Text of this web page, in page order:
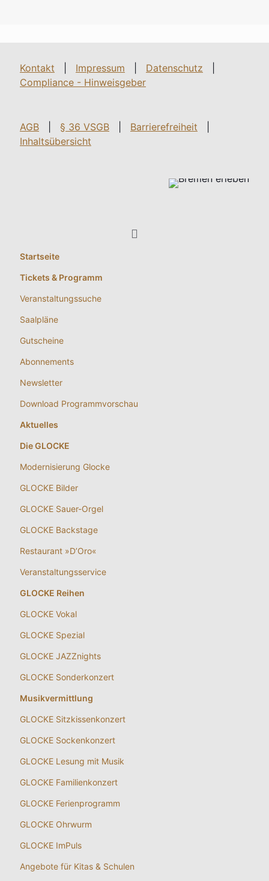
Kontakt Impressum Datenschutz
Compliance - Hinweisgeber
AGB § 36 VSGB Barrierefreiheit
Inhaltsübersicht
Startseite
Tickets & Programm
Veranstaltungssuche
Saalpläne
Gutscheine
Abonnements
Newsletter
Download Programmvorschau
Aktuelles
Die GLOCKE
Modernisierung Glocke
GLOCKE Bilder
GLOCKE Sauer-Orgel
GLOCKE Backstage
Restaurant »D’Oro«
Veranstaltungsservice
GLOCKE Reihen
GLOCKE Vokal
GLOCKE Spezial
GLOCKE JAZZnights
GLOCKE Sonderkonzert
Musikvermittlung
GLOCKE Sitzkissenkonzert
GLOCKE Sockenkonzert
GLOCKE Lesung mit Musik
GLOCKE Familienkonzert
GLOCKE Ferienprogramm
GLOCKE Ohrwurm
GLOCKE ImPuls
Angebote für Kitas & Schulen